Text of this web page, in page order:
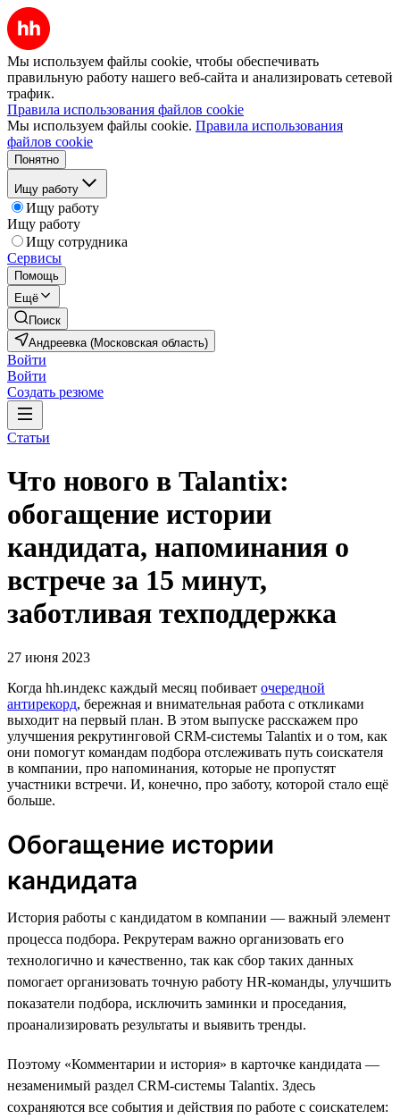
Мы используем файлы cookie, чтобы обеспечивать
правильную работу нашего веб-сайта и анализировать сетевой
трафик.
Правила использования файлов cookie
Мы используем файлы cookie. Правила использования
файлов cookie
Понятно
Ищу работу
Ищу работу
Ищу работу
Ищу сотрудника
Сервисы
Помощь
Ещё
Поиск
Андреевка (Московская область)
Войти
Войти
Создать резюме
Статьи
Что нового в Talantix:
обогащение истории
кандидата, напоминания о
встрече за 15 минут,
заботливая техподдержка
27 июня 2023
Когда hh.индекс каждый месяц побивает очередной
антирекорд, бережная и внимательная работа с откликами
выходит на первый план. В этом выпуске расскажем про
улучшения рекрутинговой CRM-системы Talantix и о том, как
они помогут командам подбора отслеживать путь соискателя
в компании, про напоминания, которые не пропустят
участники встречи. И, конечно, про заботу, которой стало ещё
больше.
Обогащение истории
кандидата
История работы с кандидатом в компании — важный элемент
процесса подбора. Рекрутерам важно организовать его
технологично и качественно, так как сбор таких данных
помогает организовать точную работу HR-команды, улучшить
показатели подбора, исключить заминки и проседания,
проанализировать результаты и выявить тренды.
Поэтому «Комментарии и история» в карточке кандидата —
незаменимый раздел CRM-системы Talantix. Здесь
сохраняются все события и действия по работе с соискателем: